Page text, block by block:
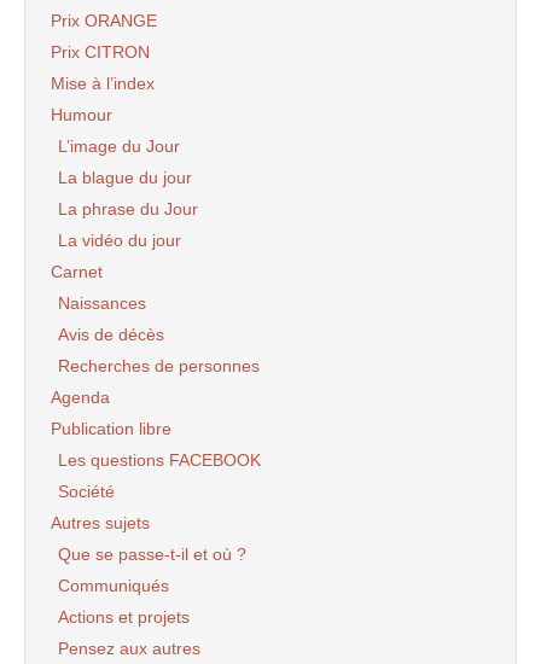
Prix ORANGE
Prix CITRON
Mise à l’index
Humour
L’image du Jour
La blague du jour
La phrase du Jour
La vidéo du jour
Carnet
Naissances
Avis de décès
Recherches de personnes
Agenda
Publication libre
Les questions FACEBOOK
Société
Autres sujets
Que se passe-t-il et où ?
Communiqués
Actions et projets
Pensez aux autres